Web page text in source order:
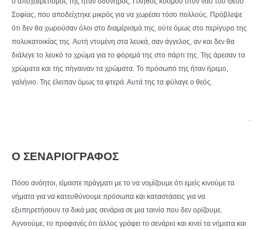
Σοφίας, που αποδείχτηκε μικρός για να χωρέσει τόσο πολλούς. Πρόβλεψε
ότι δεν θα χωρούσαν όλοι στο διαμέρισμά της, ούτε όμως στο περίγυρο της
πολυκατοικίας της. Αυτή ντυμένη στα λευκά, σαν άγγελος, αν και δεν θα
διάλεγε το λευκό το χρώμα για το φόρεμά της στο πάρτι της. Της άρεσαν τα
χρώματα και της πήγαιναν τα χρώματα. Το πρόσωπό της ήταν ήρεμο,
γαλήνιο. Της έλειπαν όμως τα φτερά. Αυτά της τα φύλαγε ο θεός.
.
Ο ΣΕΝΑΡΙΟΓΡΑΦΟΣ
Πόσο ανόητοι, είμαστε πράγματι με το να νομίζουμε ότι εμείς κινούμε τα
νήματα για να κατευθύνουμε πρόσωπα και καταστάσεις για να
εξυπηρετήσουν τα δικά μας σενάρια σε μια ταινία που δεν ορίζουμε.
Αγνοούμε, το προφανές ότι άλλος γράφει το σενάριο και κινεί τα νήματα και